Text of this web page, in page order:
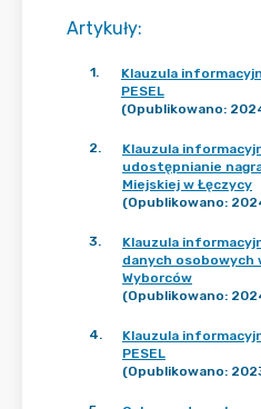
Artykuły:
1.
Klauzula
PESEL
(Opublikowano:
2.
Klauzula
udostępnianie
Miejskiej w Łęczycy
(Opublikowano:
3.
Klauzula
danych osobowych
Wyborców
(Opublikowano:
4.
Klauzula
PESEL
(Opublikowano: